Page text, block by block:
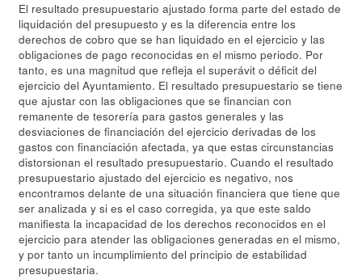
El resultado presupuestario ajustado forma parte del estado de
liquidación del presupuesto y es la diferencia entre los
derechos de cobro que se han liquidado en el ejercicio y las
obligaciones de pago reconocidas en el mismo periodo. Por
tanto, es una magnitud que refleja el superávit o déficit del
ejercicio del Ayuntamiento. El resultado presupuestario se tiene
que ajustar con las obligaciones que se financian con
remanente de tesorería para gastos generales y las
desviaciones de financiación del ejercicio derivadas de los
gastos con financiación afectada, ya que estas circunstancias
distorsionan el resultado presupuestario. Cuando el resultado
presupuestario ajustado del ejercicio es negativo, nos
encontramos delante de una situación financiera que tiene que
ser analizada y si es el caso corregida, ya que este saldo
manifiesta la incapacidad de los derechos reconocidos en el
ejercicio para atender las obligaciones generadas en el mismo,
y por tanto un incumplimiento del principio de estabilidad
presupuestaria.